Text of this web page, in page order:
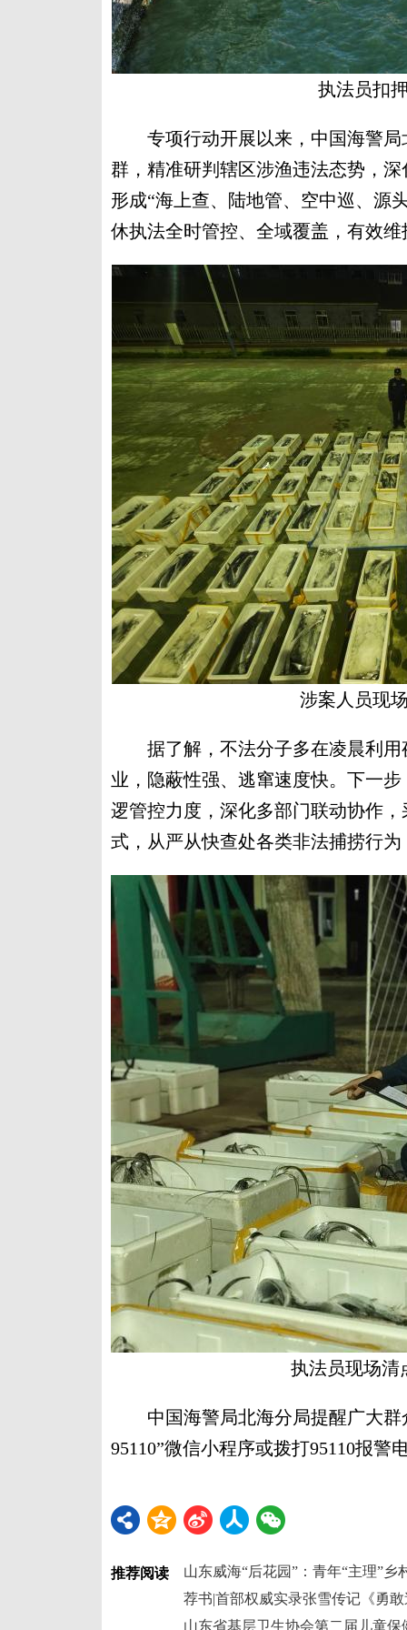
执法员扣
专项行动开展以来，中国海警局
群，精准研判辖区涉渔违法态势，
形成“海上查、陆地管、空中巡、源
休执法全时管控、全域覆盖，有效
涉案人员现
据了解，不法分子多在凌晨利用
业，隐蔽性强、逃窜速度快。下一
逻管控力度，深化多部门联动协作
式，从严从快查处各类非法捕捞行
执法员现场清
中国海警局北海分局提醒广大群
95110”微信小程序或拨打95110报
推荐阅读 山东威海“后花园”：青年“主理”乡